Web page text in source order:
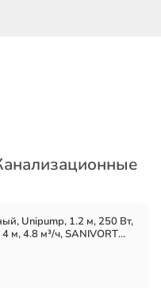
Unipump, 1.2 м, 250 Вт,
м, 4.8 м³/ч, SANIVORT